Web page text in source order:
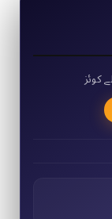
کوئز